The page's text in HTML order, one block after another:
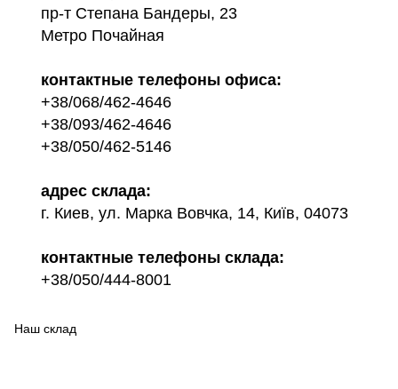
пр-т Степана Бандеры, 23
Метро Почайная
контактные телефоны офиса:
+38/068/462-4646
+38/093/462-4646
+38/050/462-5146
адрес склада:
г. Киев, ул. Марка Вовчка, 14, Київ, 04073
контактные телефоны склада:
+38/050/444-8001
Наш склад